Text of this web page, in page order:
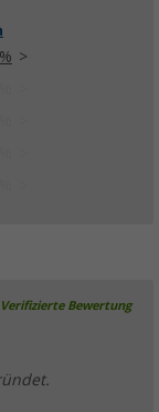
Verifizierte Bewertung